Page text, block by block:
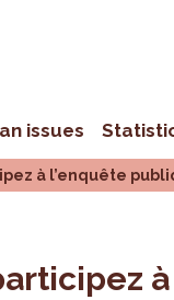
issues
à l’enquête